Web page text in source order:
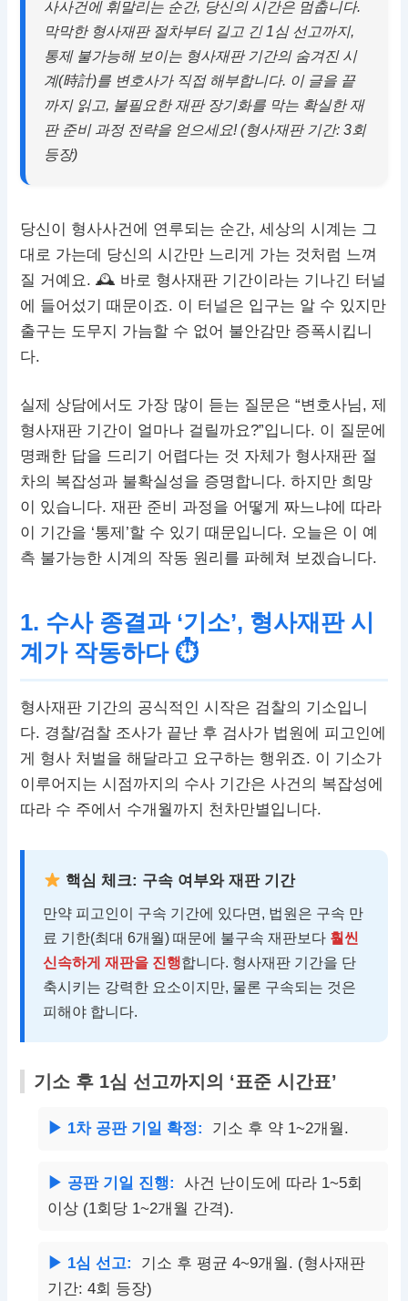
사사건에 휘말리는 순간, 당신의 시간은 멈춥니다.
막막한 형사재판 절차부터 길고 긴 1심 선고까지,
통제 불가능해 보이는 형사재판 기간의 숨겨진 시
계(時計)를 변호사가 직접 해부합니다. 이 글을 끝
까지 읽고, 불필요한 재판 장기화를 막는 확실한 재
판 준비 과정 전략을 얻으세요! (형사재판 기간: 3회
등장)
당신이 형사사건에 연루되는 순간, 세상의 시계는 그
대로 가는데 당신의 시간만 느리게 가는 것처럼 느껴
질 거예요. 🕰 바로 형사재판 기간이라는 기나긴 터널
에 들어섰기 때문이죠. 이 터널은 입구는 알 수 있지만
출구는 도무지 가늠할 수 없어 불안감만 증폭시킵니
다.
실제 상담에서도 가장 많이 듣는 질문은 “변호사님, 제
형사재판 기간이 얼마나 걸릴까요?”입니다. 이 질문에
명쾌한 답을 드리기 어렵다는 것 자체가 형사재판 절
차의 복잡성과 불확실성을 증명합니다. 하지만 희망
이 있습니다. 재판 준비 과정을 어떻게 짜느냐에 따라
이 기간을 ‘통제’할 수 있기 때문입니다. 오늘은 이 예
측 불가능한 시계의 작동 원리를 파헤쳐 보겠습니다.
1. 수사 종결과 ‘기소’, 형사재판 시
계가 작동하다 ⏱
형사재판 기간의 공식적인 시작은 검찰의 기소입니
다. 경찰/검찰 조사가 끝난 후 검사가 법원에 피고인에
게 형사 처벌을 해달라고 요구하는 행위죠. 이 기소가
이루어지는 시점까지의 수사 기간은 사건의 복잡성에
따라 수 주에서 수개월까지 천차만별입니다.
핵심 체크: 구속 여부와 재판 기간
만약 피고인이 구속 기간에 있다면, 법원은 구속 만
료 기한(최대 6개월) 때문에 불구속 재판보다 훨씬
신속하게 재판을 진행합니다. 형사재판 기간을 단
축시키는 강력한 요소이지만, 물론 구속되는 것은
피해야 합니다.
기소 후 1심 선고까지의 ‘표준 시간표’
▶ 1차 공판 기일 확정: 기소 후 약 1~2개월.
▶ 공판 기일 진행:
사건 난이도에 따라 1~5회
이상 (1회당 1~2개월 간격).
▶ 1심 선고:
기소 후 평균 4~9개월. (형사재판
기간: 4회 등장)